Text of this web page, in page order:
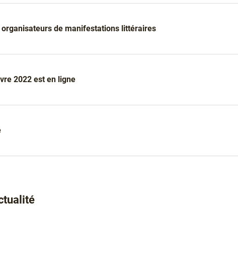
organisateurs de manifestations littéraires
2022 est en ligne